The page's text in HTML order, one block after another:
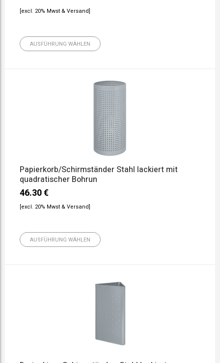
[excl. 20% Mwst & Versand]
AUSFÜHRUNG WÄHLEN
Papierkorb/Schirmständer Stahl lackiert mit
quadratischer Bohrun
46.30€
[excl. 20% Mwst & Versand]
AUSFÜHRUNG WÄHLEN